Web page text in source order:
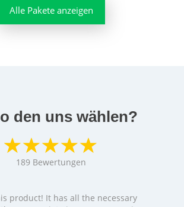
Alle Pakete anzeigen
den uns wählen?
189 Bewertungen
product! It has all the necessary